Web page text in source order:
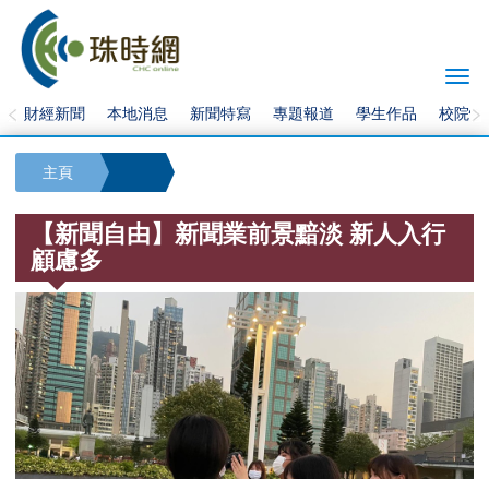
財經新聞 本地消息 新聞特寫 專題報道 學生作品 校院快
主頁
【新聞自由】新聞業前景黯淡 新人入行
顧慮多